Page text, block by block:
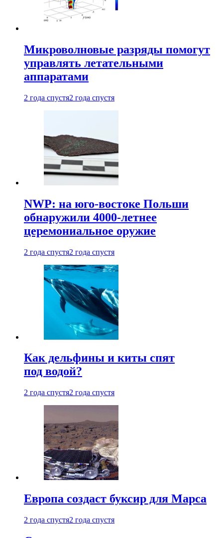
Микроволновые разряды помогут
управлять летательными
аппаратами
2 года спустя2 года спустя
NWP: на юго-востоке Польши
обнаружили 4000-летнее
церемониальное оружие
2 года спустя2 года спустя
Как дельфины и киты спят
под водой?
2 года спустя2 года спустя
Европа создаст буксир для Марса
2 года спустя2 года спустя